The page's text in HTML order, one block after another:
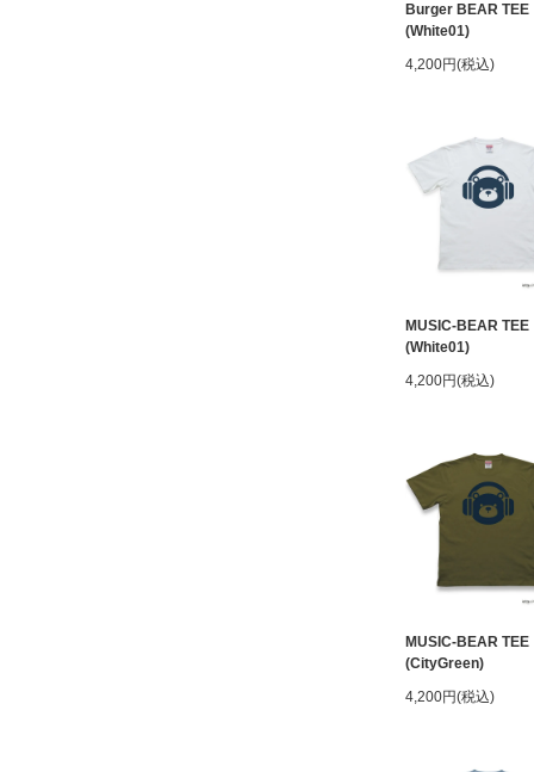
Burger BEAR TEE
(White01)
4,200円(税込)
MUSIC-BEAR TEE
(White01)
4,200円(税込)
MUSIC-BEAR TEE
(CityGreen)
4,200円(税込)